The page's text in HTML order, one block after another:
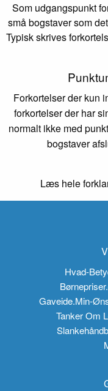
Som udgangspunkt
små bogstaver som
Typisk skrives
Forkortelser der kun
forkortelser der har
normalt ikke med
bogstaver
Læs hele
Hvad-
Gaveide.Min-
Tanker Om